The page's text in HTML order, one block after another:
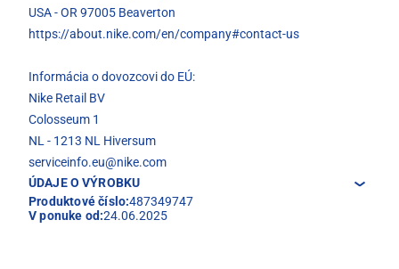
USA - OR 97005 Beaverton
https://about.nike.com/en/company#contact-us
Informácia o dovozcovi do EÚ:
Nike Retail BV
Colosseum 1
NL - 1213 NL Hiversum
serviceinfo.eu@nike.com
ÚDAJE O VÝROBKU
Produktové číslo:487349747
V ponuke od:24.06.2025